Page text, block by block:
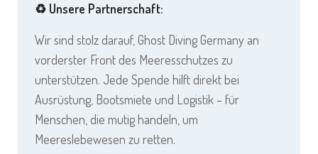
♻️ Unsere Partnerschaft:
Wir sind stolz darauf, Ghost Diving Germany an
vorderster Front des Meeresschutzes zu
unterstützen. Jede Spende hilft direkt bei
Ausrüstung, Bootsmiete und Logistik – für
Menschen, die mutig handeln, um
Meereslebewesen zu retten.